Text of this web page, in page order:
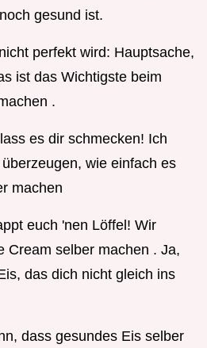
gesund ist.
perfekt wird: Hauptsache,
ist das Wichtigste beim
.
es dir schmecken! Ich
wie einfach es
machen
euch 'nen Löffel! Wir
Cream selber machen . Ja,
das dich nicht gleich ins
dass gesundes Eis selber